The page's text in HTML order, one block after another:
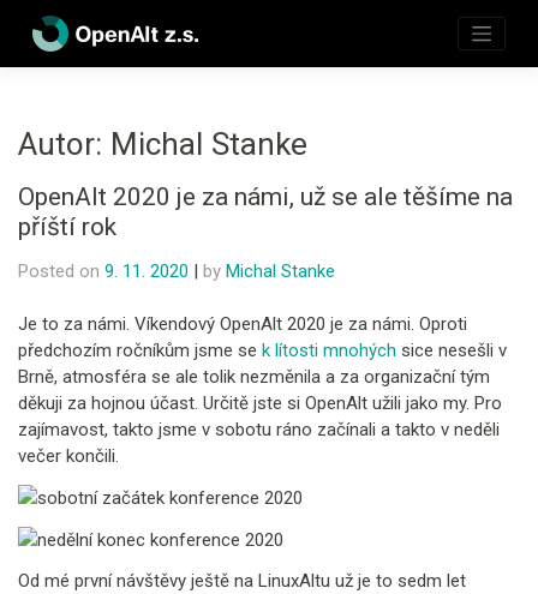
content
Autor: Michal Stanke
OpenAlt 2020 je za námi, už se ale těšíme na
příští rok
Posted on 9. 11. 2020 | by Michal Stanke
Je to za námi. Víkendový OpenAlt 2020 je za námi. Oproti
předchozím ročníkům jsme se k lítosti mnohých sice nesešli v
Brně, atmosféra se ale tolik nezměnila a za organizační tým
děkuji za hojnou účast. Určitě jste si OpenAlt užili jako my. Pro
zajímavost, takto jsme v sobotu ráno začínali a takto v neděli
večer končili.
Od mé první návštěvy ještě na LinuxAltu už je to sedm let